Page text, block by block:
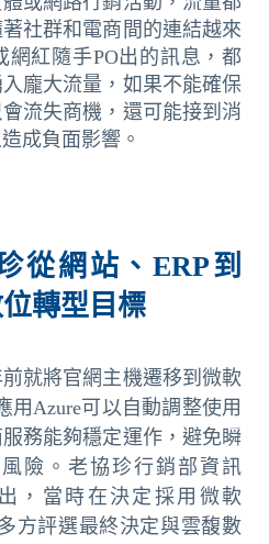
社群和電商間的連結越來
紅隨手PO出的訊息，都
龐大流量，如果不能確保
流失商機，還可能接到消
成負面影響。
從網站、ERP到
轉型目標
就將官網主機遷移到微軟
用Azure可以自動調整使用
務能夠穩定運作，避免瞬
險。老協珍行銷部資訊
，當時在決定採用微軟
方評選最終決定與雲馥數